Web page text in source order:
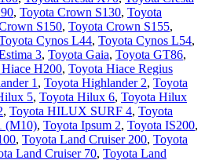
, Toyota Crown S130, Toyota
S150, Toyota Crown S155,
Cynos L44, Toyota Cynos L54,
3, Toyota Gaia, Toyota GT86,
H200, Toyota Hiace Regius
1 , Toyota Highlander 2, Toyota
5, Toyota Hilux 6, Toyota Hilux
, Toyota HILUX SURF 4, Toyota
(М10), Toyota Ipsum 2, Toyota IS200,
, Toyota Land Cruiser 200, Toyota
Land Cruiser 70, Toyota Land